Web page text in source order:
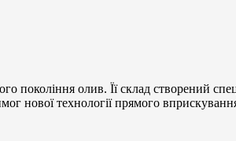
покоління олив. Її склад створений
нової технології прямого